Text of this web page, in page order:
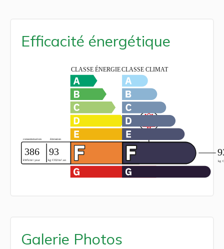
Efficacité énergétique
Galerie Photos